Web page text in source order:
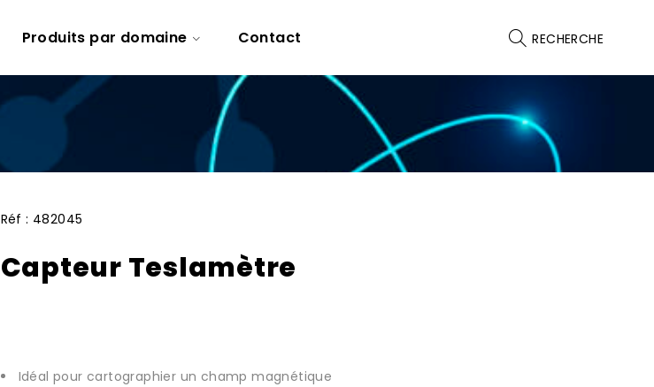
Produits par domaine Contact RECHERCHE
Réf : 482045
Capteur Teslamètre
Idéal pour cartographier un champ magnétique